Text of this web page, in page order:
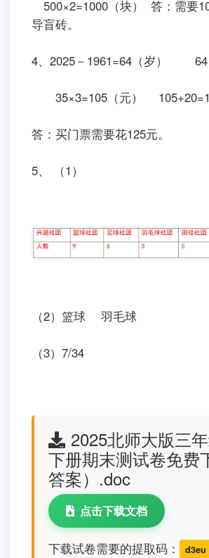
500×2=1000（块） 答：需要
导盲砖。
4、2025－1961=64（岁） 64
35×3=105（元）
答：买门票需要花125元。
5、 （1）
（2）篮球 羽毛球
（3）7/34
2025北师大版三
下册期末测试卷免费
答案）.doc
点击下载文档
下载试卷需要的提取码： d3eu